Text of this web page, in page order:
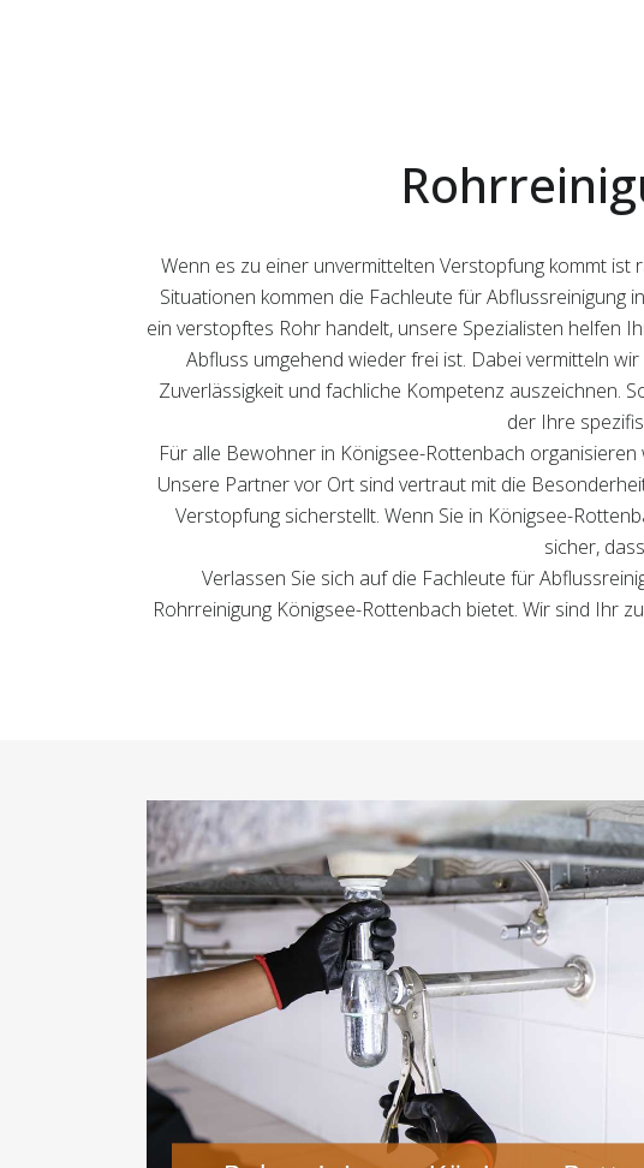
Wenn es zu einer unvermittelten Verstopfung kommt
Situationen kommen die Fachleute für Abflussreinigung
ein verstopftes Rohr handelt, unsere Spezialisten helfen
Abfluss umgehend wieder frei ist. Dabei vermitteln
Zuverlässigkeit und fachliche Kompetenz auszeichnen.
der Ihre
Für alle Bewohner in Königsee-Rottenbach
Unsere Partner vor Ort sind vertraut mit die
Verstopfung sicherstellt. Wenn Sie in Königsee-
sicher,
Verlassen Sie sich auf die Fachleute für
Rohrreinigung Königsee-Rottenbach bietet. Wir sind Ihr